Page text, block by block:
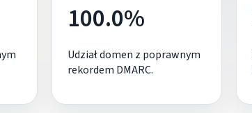
100.0%
Udział domen z poprawnym
rekordem DMARC.